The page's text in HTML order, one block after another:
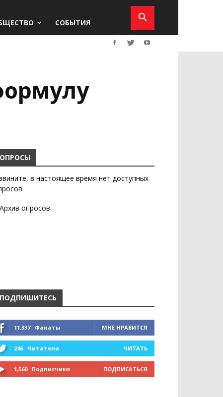
СОБЫТИЯ
ОПРОСЫ
в настоящее время нет доступных
Архив опросов
ПОДПИШИТЕСЬ
11,337 Фанаты МНЕ НРАВИТСЯ
246 Читатели ЧИТАТЬ
1,560 Подписчики ПОДПИСАТЬСЯ